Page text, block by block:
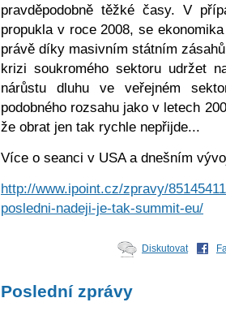
pravděpodobně těžké časy. V
propukla v roce 2008, se
právě díky masivním státním
krizi soukromého sektoru udržet
nárůstu dluhu ve veřejném
podobného rozsahu jako v letech
že obrat jen tak rychle nepřijde...
Více o seanci v USA a dnešním
http://www.ipoint.cz/zpravy/
posledni-nadeji-je-tak-summit-eu/
Diskutovat
Poslední zprávy